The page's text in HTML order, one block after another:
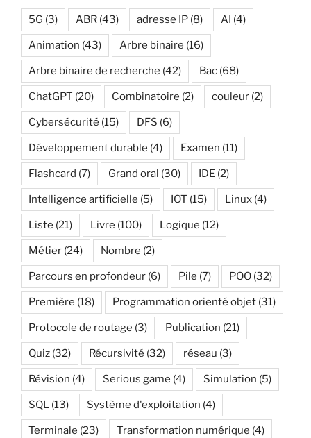
5G (3) ABR (43) adresse IP (8) AI (4)
Animation (43) Arbre binaire (16)
Arbre binaire de recherche (42) Bac (68)
ChatGPT (20) Combinatoire (2) couleur (2)
Cybersécurité (15) DFS (6)
Développement durable (4) Examen (11)
Flashcard (7) Grand oral (30) IDE (2)
Intelligence artificielle (5) IOT (15) Linux (4)
Liste (21) Livre (100) Logique (12)
Métier (24) Nombre (2)
Parcours en profondeur (6) Pile (7) POO (32)
Première (18) Programmation orienté objet (31)
Protocole de routage (3) Publication (21)
Quiz (32) Récursivité (32) réseau (3)
Révision (4) Serious game (4) Simulation (5)
SQL (13) Système d'exploitation (4)
Terminale (23) Transformation numérique (4)